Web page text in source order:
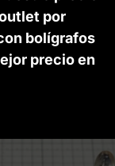
por
bolígrafos
precio en